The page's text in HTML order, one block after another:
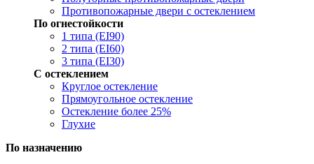
Противопожарные двери с остеклением
По огнестойкости
1 типа (EI90)
2 типа (EI60)
3 типа (EI30)
С остеклением
Круглое остекление
Прямоугольное остекление
Остекление более 25%
Глухие
По назначению